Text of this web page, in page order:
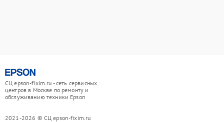
СЦ epson-fixim.ru - сеть сервисных
центров в Москве по ремонту и
обслуживанию техники Epson
2021-2026 © СЦ epson-fixim.ru